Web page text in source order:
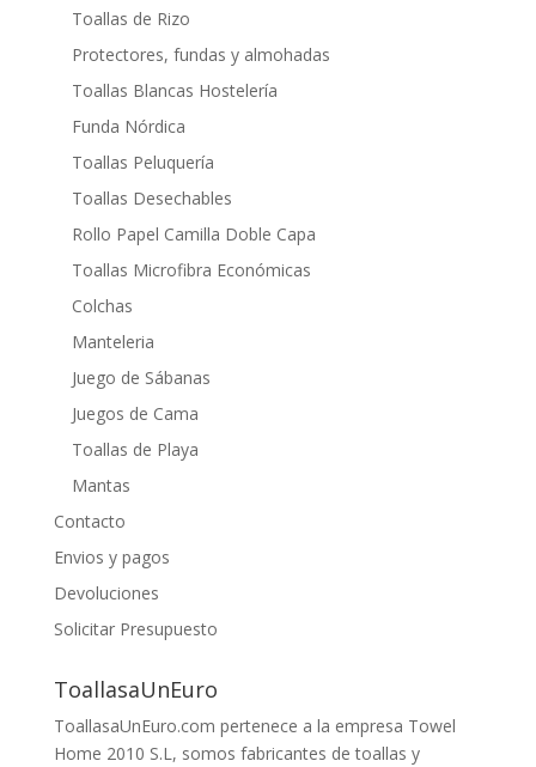
Toallas de Rizo
Protectores, fundas y almohadas
Toallas Blancas Hostelería
Funda Nórdica
Toallas Peluquería
Toallas Desechables
Rollo Papel Camilla Doble Capa
Toallas Microfibra Económicas
Colchas
Manteleria
Juego de Sábanas
Juegos de Cama
Toallas de Playa
Mantas
Contacto
Envios y pagos
Devoluciones
Solicitar Presupuesto
ToallasaUnEuro
ToallasaUnEuro.com pertenece a la empresa Towel
Home 2010 S.L, somos fabricantes de toallas y